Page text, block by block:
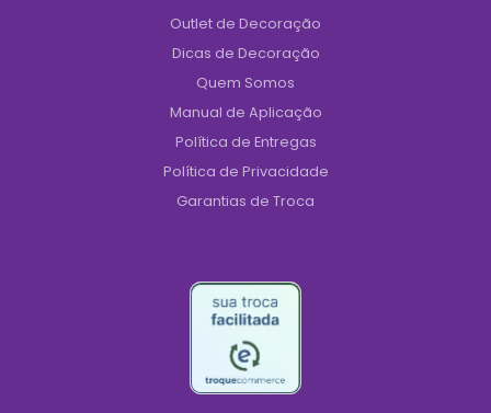
Outlet de Decoração
Dicas de Decoração
Quem Somos
Manual de Aplicação
Política de Entregas
Política de Privacidade
Garantias de Troca